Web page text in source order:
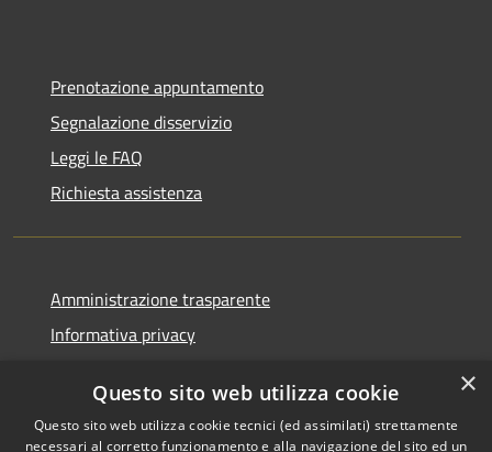
Prenotazione appuntamento
Segnalazione disservizio
Leggi le FAQ
Richiesta assistenza
Amministrazione trasparente
Informativa privacy
Dichiarazione di accessibilità
×
Questo sito web utilizza cookie
Questo sito web utilizza cookie tecnici (ed assimilati) strettamente
necessari al corretto funzionamento e alla navigazione del sito ed un